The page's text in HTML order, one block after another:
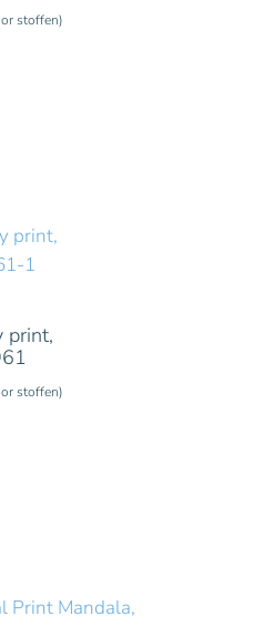
stoffen)
print,
stoffen)